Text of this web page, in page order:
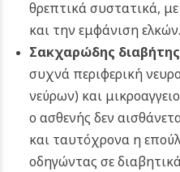
θρεπτικά συστατικά,
και την εμφάνιση ελκών.
Σακχαρώδης
συχνά περιφερική
νεύρων) και
ο ασθενής δεν
και ταυτόχρονα η
οδηγώντας σε